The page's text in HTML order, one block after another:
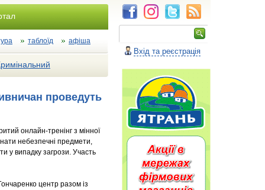
таблоїд афіша
проведуть
онлайн-тренінг з мінної
небезпечні предмети,
у випадку загрози. Участь
центр разом із
Вхід та реєстрація